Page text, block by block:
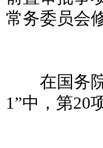
常务委员会
在国务院
1”中，第20